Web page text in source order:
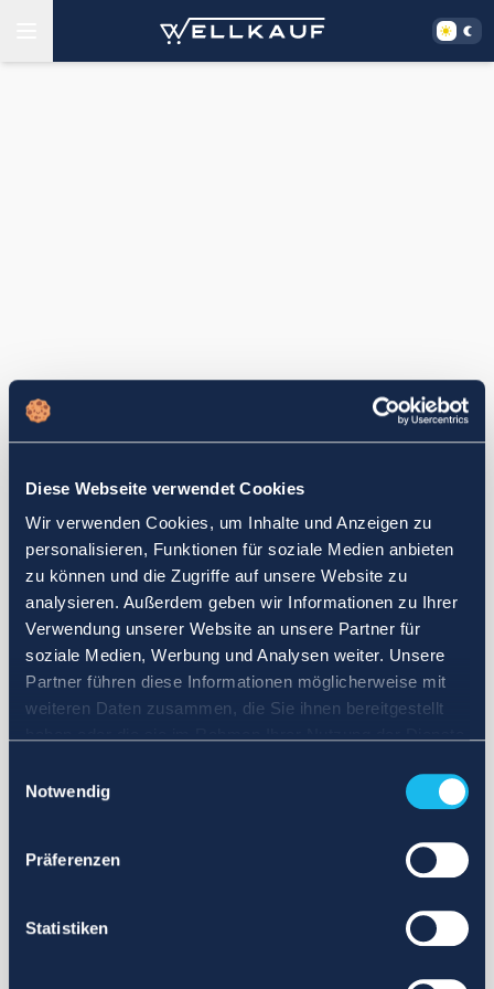
Diese Webseite verwendet Cookies
Wir verwenden Cookies, um Inhalte und Anzeigen zu
personalisieren, Funktionen für soziale Medien anbieten
zu können und die Zugriffe auf unsere Website zu
analysieren. Außerdem geben wir Informationen zu Ihrer
Verwendung unserer Website an unsere Partner für
soziale Medien, Werbung und Analysen weiter. Unsere
Partner führen diese Informationen möglicherweise mit
weiteren Daten zusammen, die Sie ihnen bereitgestellt
Notwendig
Präferenzen
Statistiken